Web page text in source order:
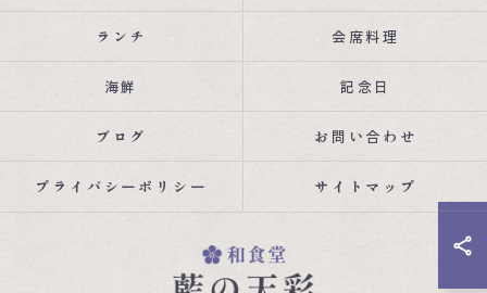
ランチ 会席料理
海鮮 記念日
ブログ お問い合わせ
プライバシーポリシー サイトマップ